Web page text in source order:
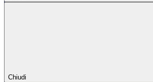
Chiudi